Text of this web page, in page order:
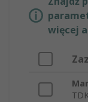
więcej